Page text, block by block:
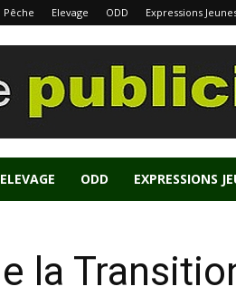
Pêche Elevage ODD Expressions
ELEVAGE ODD EXPRESSIONS
la